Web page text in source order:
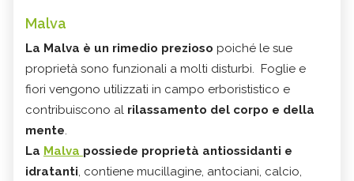
Malva
La Malva è un rimedio prezioso poiché le sue
proprietà sono funzionali a molti disturbi. Foglie e
fiori vengono utilizzati in campo erborististico e
contribuiscono al rilassamento del corpo e della
mente.
La Malva possiede proprietà antiossidanti e
idratanti, contiene mucillagine, antociani, calcio,